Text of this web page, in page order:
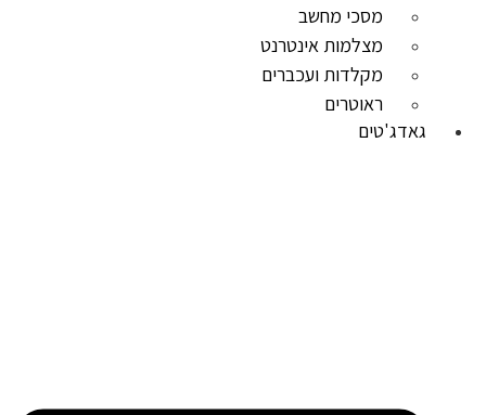
מסכי מחשב
מצלמות אינטרנט
מקלדות ועכברים
ראוטרים
גאדג'טים